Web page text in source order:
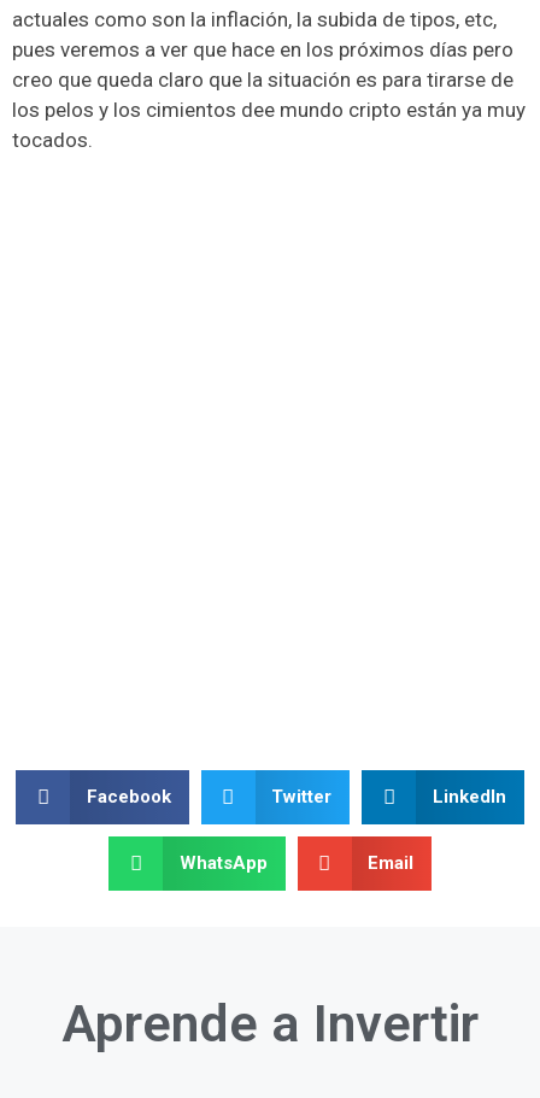
actuales como son la inflación, la subida de tipos, etc,
pues veremos a ver que hace en los próximos días pero
creo que queda claro que la situación es para tirarse de
los pelos y los cimientos dee mundo cripto están ya muy
tocados.
Facebook Twitter LinkedIn
WhatsApp Email
Aprende a Invertir